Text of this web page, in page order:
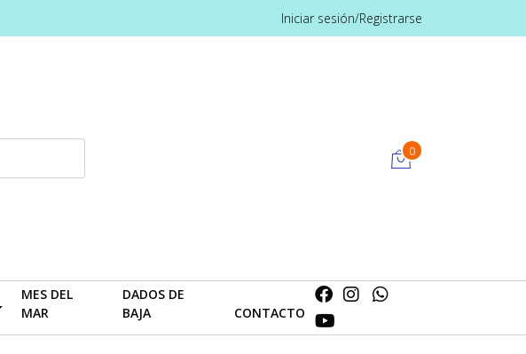
Iniciar sesión/Registrarse
0
MES DEL
MAR
DADOS DE
BAJA
CONTACTO